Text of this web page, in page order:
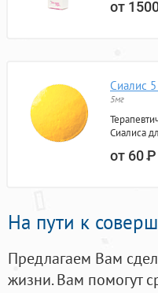
от
Сиалис
5мг
Сиалиса
от 60Р
На пути к
Предлагаем Вам
жизни. Вам помогут